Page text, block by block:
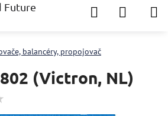
Future
balancéry, propojovač
(Victron, NL)